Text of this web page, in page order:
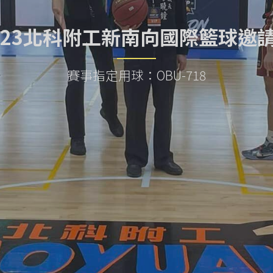
北科附工新南向國際籃球邀
賽事指定用球：OBU-718